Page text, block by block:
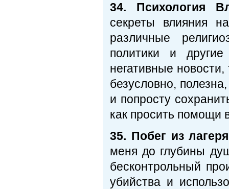
34. Психология
секреты влияния
различные
политики и
негативные
безусловно,
и попросту
как просить помощи
35. Побег из
меня до глубины
бесконтрольный
убийства и